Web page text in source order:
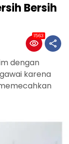
Bersih
1563
dengan
karena